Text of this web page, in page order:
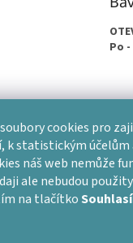
cookies pro
k statistickým účelům
náš web nemůže
ale nebudou
na tlačítko
Po -